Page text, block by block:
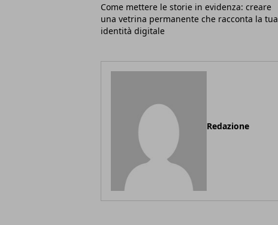
Come mettere le storie in evidenza: creare
una vetrina permanente che racconta la tua
identità digitale
Redazione